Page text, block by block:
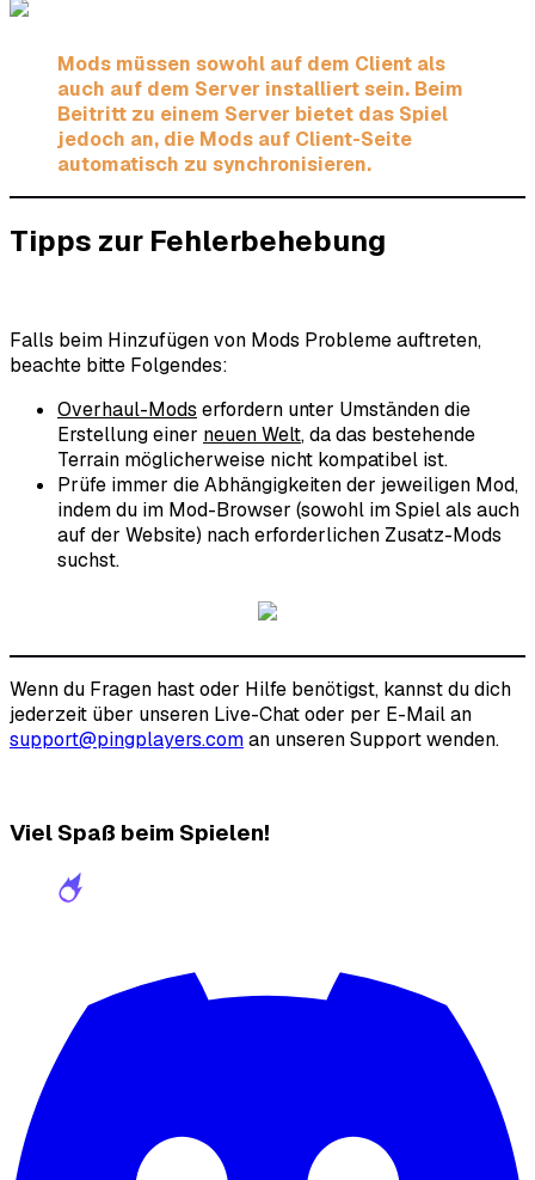
Mods müssen sowohl auf dem Client als
auch auf dem Server installiert sein. Beim
Beitritt zu einem Server bietet das Spiel
jedoch an, die Mods auf Client-Seite
automatisch zu synchronisieren.
Tipps zur Fehlerbehebung
Falls beim Hinzufügen von Mods Probleme auftreten,
beachte bitte Folgendes:
Overhaul-Mods erfordern unter Umständen die
Erstellung einer neuen Welt, da das bestehende
Terrain möglicherweise nicht kompatibel ist.
Prüfe immer die Abhängigkeiten der jeweiligen Mod,
indem du im Mod-Browser (sowohl im Spiel als auch
auf der Website) nach erforderlichen Zusatz-Mods
suchst.
Wenn du Fragen hast oder Hilfe benötigst, kannst du dich
jederzeit über unseren Live-Chat oder per E-Mail an
support@pingplayers.coman unseren Support wenden.
Viel Spaß beim Spielen!